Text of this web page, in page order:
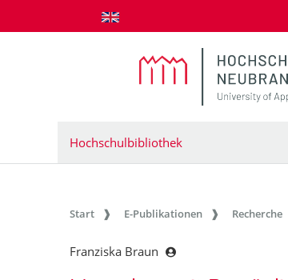
zum Inhalt springen
Hochschulbibliothek
Start E-Publikationen Recherche
Franziska Braun